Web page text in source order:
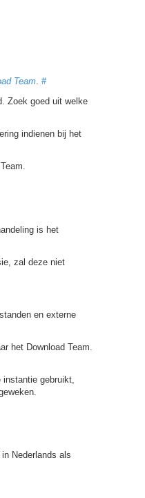
Team. #
Zoek goed uit welke
indienen bij het
is het
zal deze niet
en externe
het Download Team.
gebruikt,
Nederlands als